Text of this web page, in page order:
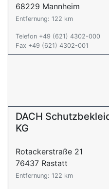
68229 Mannheim
Entfernung: 122 km
Telefon +49 (621) 4302-000
Fax +49 (621) 4302-001
DACH
KG
Rotackerstraße 21
76437 Rastatt
Entfernung: 122 km